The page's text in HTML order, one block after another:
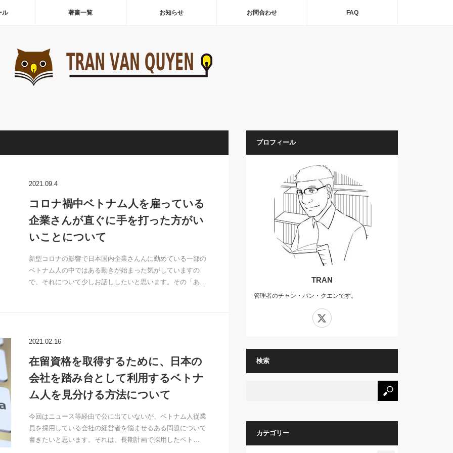
ル 著書一覧 お知らせ お問合わせ FAQ
2021.09.4
コロナ禍中ベトナム人を雇っている
企業さんが直ぐに手を打った方がい
いことについて
新型コロナの影響で日本国内企業さんんに勤めている一部の
ベトナム人の中ではある動きが始まった気がしていますの
で、それについて少しお話ししたいと思います。その「あ…
2021.02.16
在留資格を取得するために、日本の
会社を踏み台として利用するベトナ
ム人を見分ける方法について
今回はニュース等経由で公に出ていないが、ベトナム人従業
員を採用している会社の経営者を悩ませるある問題について
書きたいと思います。それは、長期計画で採用したベト…
プロフィール
TRAN
管理者のチャン・バン・クエンです。
検索
カテゴリー